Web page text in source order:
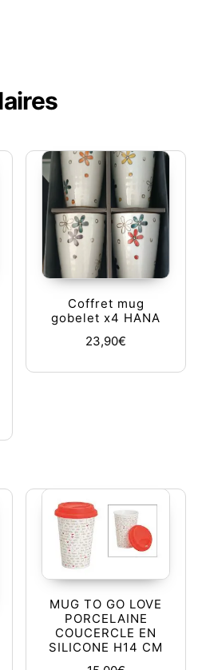
produit a plusieurs variations.
Coffret mug
gobelet x4 HANA
23,90€
MUG TO GO LOVE
PORCELAINE
COUCERCLE EN
SILICONE H14 CM